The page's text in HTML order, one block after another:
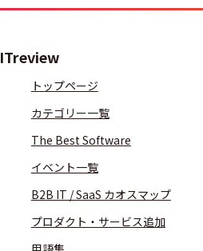
ITreview
トップページ
カテゴリー一覧
The Best Software
イベント一覧
B2B IT / SaaS カオスマップ
プロダクト・サービス追加